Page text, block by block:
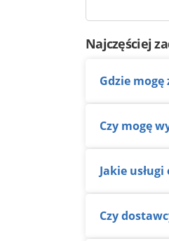
Najczęściej
Gdzie
Czy mogę
Jakie
Czy